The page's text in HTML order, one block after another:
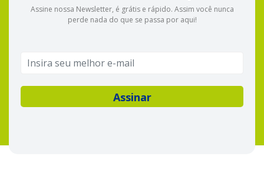
Assine nossa Newsletter, é grátis e rápido. Assim você nunca
perde nada do que se passa por aqui!